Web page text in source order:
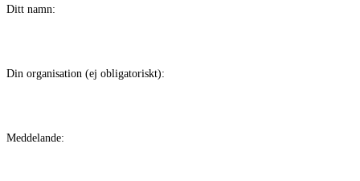
Ditt namn:
Din organisation (ej obligatoriskt):
Meddelande: